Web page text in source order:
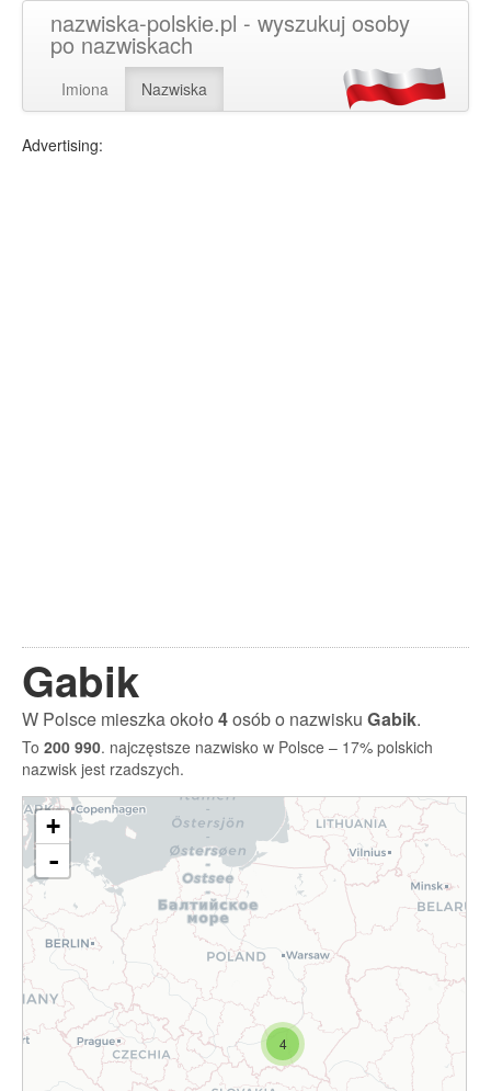
nazwiska-polskie.pl - wyszukuj osoby
po nazwiskach
Imiona Nazwiska
Advertising:
Gabik
W Polsce mieszka około4osób o nazwisku Gabik.
To 200 990. najczęstsze nazwisko w Polsce – 17% polskich
nazwisk jest rzadszych.
4
+
-